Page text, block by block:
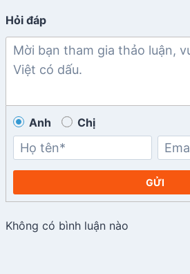
Hỏi đáp
Anh Chị
GỬI
Không có bình luận nào